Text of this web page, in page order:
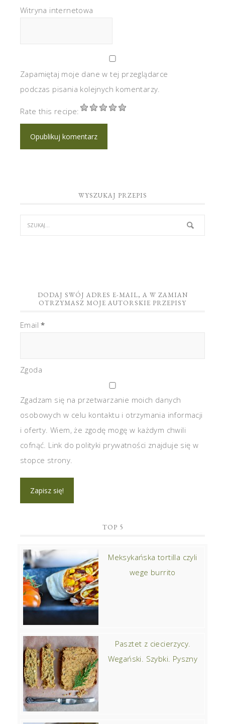
Witryna internetowa
Zapamiętaj moje dane w tej przeglądarce
podczas pisania kolejnych komentarzy.
Rate this recipe:
WYSZUKAJ PRZEPIS
DODAJ SWÓJ ADRES E-MAIL, A W ZAMIAN
OTRZYMASZ MOJE AUTORSKIE PRZEPISY
Email*
Zgoda
Zgadzam się na przetwarzanie moich danych
osobowych w celu kontaktu i otrzymania informacji
i oferty. Wiem, że zgodę mogę w każdym chwili
cofnąć. Link do polityki prywatności znajduje się w
stopce strony.
TOP 5
Meksykańska tortilla czyli
wege burrito
Pasztet z ciecierzycy.
Wegański. Szybki. Pyszny